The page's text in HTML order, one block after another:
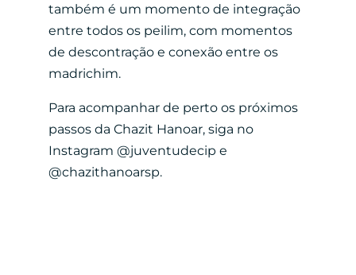
também é um momento de integração
entre todos os peilim, com momentos
de descontração e conexão entre os
madrichim.
Para acompanhar de perto os próximos
passos da Chazit Hanoar, siga no
Instagram @juventudecip e
@chazithanoarsp.